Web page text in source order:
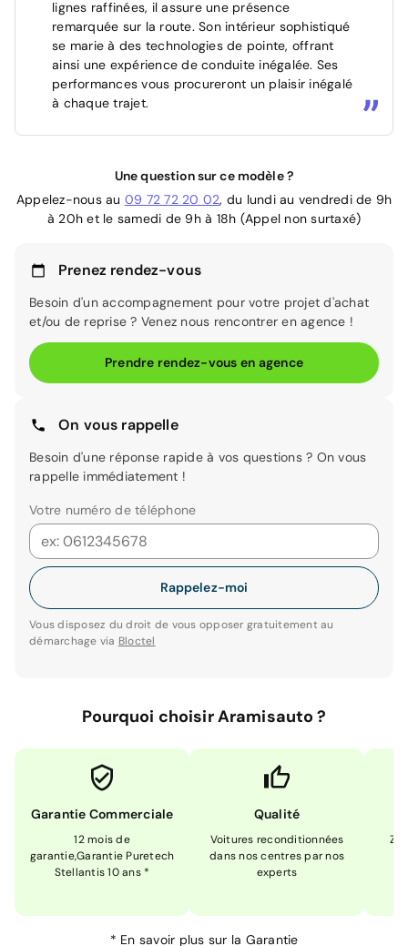
lignes raffinées, il assure une présence
remarquée sur la route. Son intérieur sophistiqué
se marie à des technologies de pointe, offrant
ainsi une expérience de conduite inégalée. Ses
performances vous procureront un plaisir inégalé
à chaque trajet.
Une question sur ce modèle ?
Appelez-nous au 09 72 72 20 02, du lundi au vendredi de 9h
à 20h et le samedi de 9h à 18h (Appel non surtaxé)
Prenez rendez-vous
Besoin d'un accompagnement pour votre projet d'achat
et/ou de reprise ? Venez nous rencontrer en agence !
Prendre rendez-vous en agence
On vous rappelle
Besoin d'une réponse rapide à vos questions ? On vous
rappelle immédiatement !
Votre numéro de téléphone
Rappelez-moi
Vous disposez du droit de vous opposer gratuitement au
démarchage via Bloctel
Pourquoi choisir Aramisauto ?
Garantie Commerciale
12 mois de
garantie,Garantie Puretech
Stellantis 10 ans *
Qualité
Voitures reconditionnées
dans nos centres par nos
experts
* En savoir plus sur la Garantie